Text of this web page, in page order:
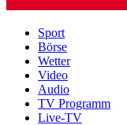
Sport
Börse
Wetter
Video
Audio
TV Programm
Live-TV